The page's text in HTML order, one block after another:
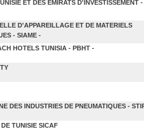
ET DES EMIRATS D'INVESTISSEMENT
D'APPAREILLAGE ET DE MATERIELS
- SIAME -
HOTELS TUNISIA - PBHT -
DES INDUSTRIES DE PNEUMATIQUES -
TUNISIE SICAF